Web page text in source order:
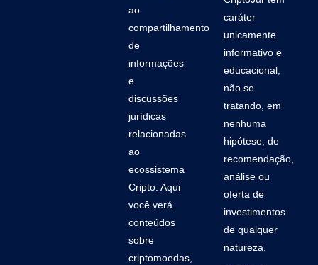
ao
compartilhamento
de
informações
e
discussões
jurídicas
relacionadas
ao
ecossistema
Cripto. Aqui
você verá
conteúdos
sobre
criptomoedas,
caráter
unicamente
informativo e
educacional,
não se
tratando, em
nenhuma
hipótese, de
recomendação,
análise ou
oferta de
investimentos
de qualquer
natureza.